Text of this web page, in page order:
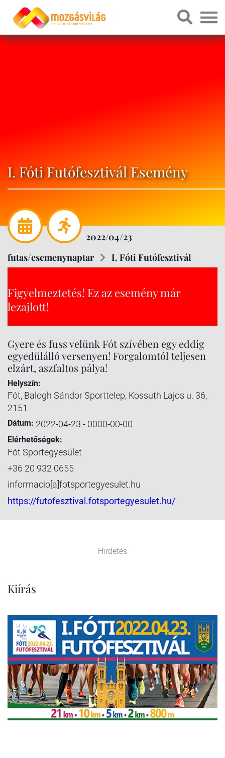
I. Fóti Futófesztivál Esemény
2022/04/23
futas/esemenynaptar
I. Fóti Futófesztivál
Figyelmeztetés! Ez az esemény már
lezajlott!
Gyere és fuss velünk Fót szívében egy eddig
egyedülálló versenyen! Forgalomtól teljesen
elzárt, aszfaltos pálya!
Helyszín:
Fót, Balogh Sándor Sporttelep, Kossuth Lajos u. 36,
2151
Dátum: 2022-04-23 - 0000-00-00
Elérhetőségek:
Fót Sportegyesület
+36 20 932 0655
informacio[a]fotsportegyesulet.hu
https://futofesztival.fotsportegyesulet.hu/
Hirdetés
Kiírás